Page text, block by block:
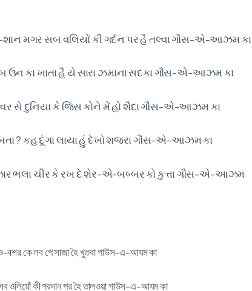
મગર સબ વલિયોં કી ગર્દન પર હૈ તલ્વા ગૌસ-એ-આઝમ કા
ઉન કા ખાતા હૈ યે સારા ઝમાના સદકા ગૌસ-એ-આઝમ કા
સે દુનિયા કે જિસ કોને મેં હો શૈદા ગૌસ-એ-આઝમ કા
? કહ દૂંગા લાયા હું દેખો શજરા ગૌસ-એ-આઝમ કા
ભલા ચીર કે રખ દે શેર-એ-બબ્બર કો કુત્તા ગૌસ-એ-આઝમ
কে লব পে সাজা হৈ খুতবা গাউস-এ-আযম কা
ওলিয়োঁ কী গরদান পর হৈ তালওয়া গাউস-এ-আযম কা